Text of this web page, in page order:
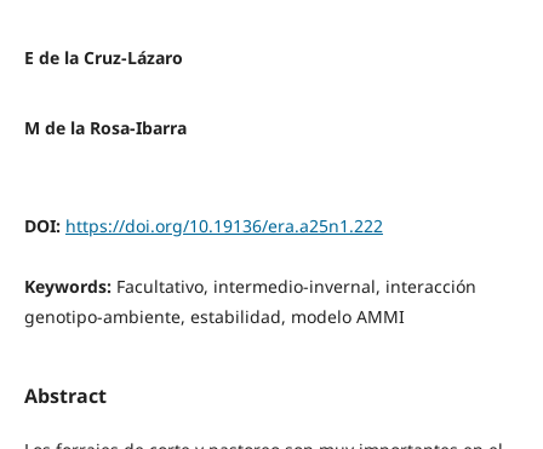
E de la Cruz-Lázaro
M de la Rosa-Ibarra
DOI: https://doi.org/10.19136/era.a25n1.222
Keywords: Facultativo, intermedio-invernal, interacción
genotipo-ambiente, estabilidad, modelo AMMI
Abstract